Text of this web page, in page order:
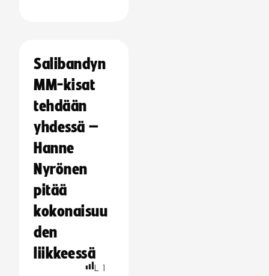
Salibandyn
MM-kisat
tehdään
yhdessä –
Hanne
Nyrönen
pitää
kokonaisuu
den
liikkeessä
L 1